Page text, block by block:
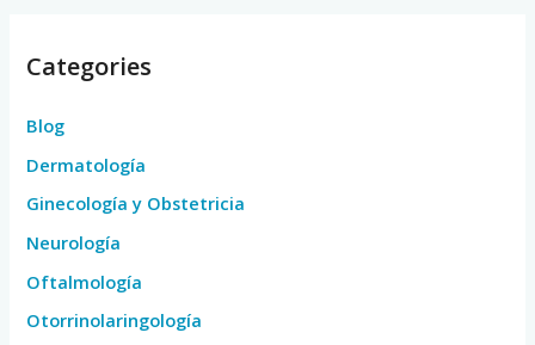
Categories
Blog
Dermatología
Ginecología y Obstetricia
Neurología
Oftalmología
Otorrinolaringología